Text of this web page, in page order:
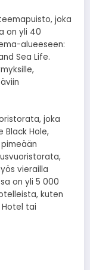
joka
on yli 40
alueeseen:
Sea Life.
joka
Black Hole,
vierailla
on yli 5 000
kuten
tai